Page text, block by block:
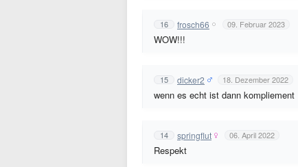
16 frosch66 09. Februar 2023
WOW!!!
15 dicker2 18. Dezember 2022
wenn es echt ist dann kompliement
14 springflut 06. April 2022
Respekt